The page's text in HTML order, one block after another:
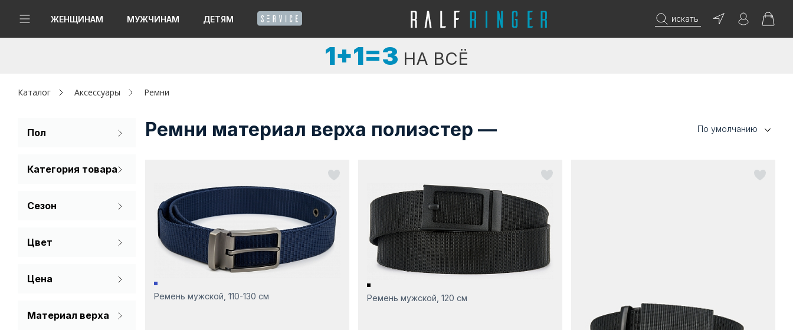
ЖЕНЩИНАМ МУЖЧИНАМ ДЕТЯМ искать
Женщинам
Капсула
Аутлет
1+1=3 НА ВСЁ
Каталог Аксессуары Ремни
Пол
Категория товара
Сезон
Цвет
Цена
Материал верха
Ремни материал верха полиэстер — По умолчанию
Ремень мужской, 110-130 см Ремень мужской, 120 см